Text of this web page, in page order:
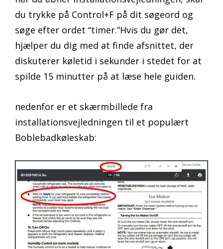
du trykke på Control+F på dit søgeord og
søge efter ordet “timer.”Hvis du gør det,
hjælper du dig med at finde afsnittet, der
diskuterer køletid i sekunder i stedet for at
spilde 15 minutter på at læse hele guiden.
nedenfor er et skærmbillede fra
installationsvejledningen til et populært
Boblebadkøleskab: